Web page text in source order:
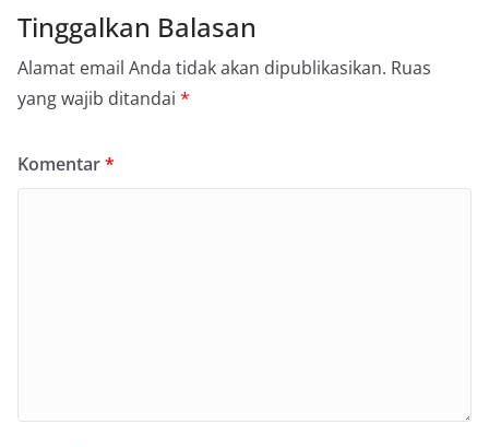
Tinggalkan Balasan
Alamat email Anda tidak akan dipublikasikan. Ruas
yang wajib ditandai *
Komentar*